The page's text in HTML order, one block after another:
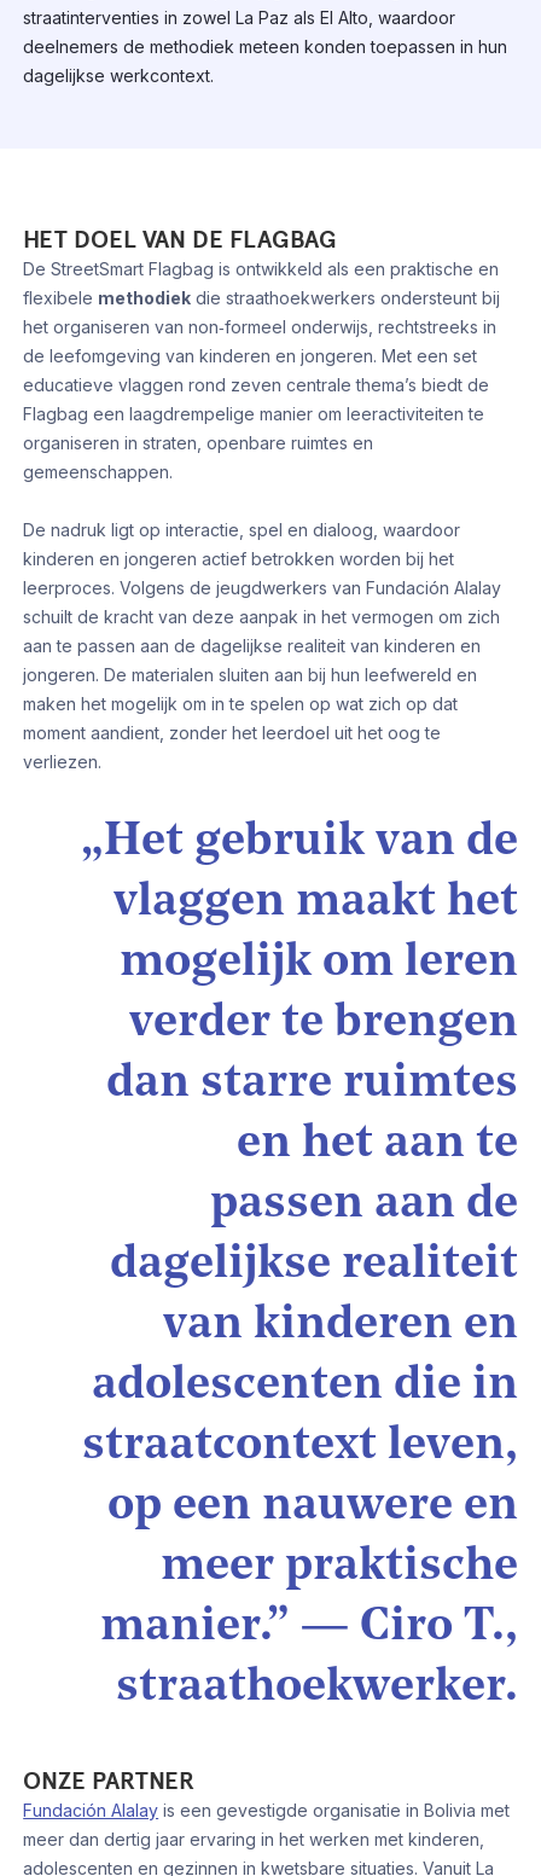
straatinterventies in zowel La Paz als El Alto, waardoor
deelnemers de methodiek meteen konden toepassen in hun
dagelijkse werkcontext.
HET DOEL VAN DE FLAGBAG
De StreetSmart Flagbag is ontwikkeld als een praktische en
flexibele methodiek die straathoekwerkers ondersteunt bij
het organiseren van non‑formeel onderwijs, rechtstreeks in
de leefomgeving van kinderen en jongeren. Met een set
educatieve vlaggen rond zeven centrale thema’s biedt de
Flagbag een laagdrempelige manier om leeractiviteiten te
organiseren in straten, openbare ruimtes en
gemeenschappen.
De nadruk ligt op interactie, spel en dialoog, waardoor
kinderen en jongeren actief betrokken worden bij het
leerproces. Volgens de jeugdwerkers van Fundación Alalay
schuilt de kracht van deze aanpak in het vermogen om zich
aan te passen aan de dagelijkse realiteit van kinderen en
jongeren. De materialen sluiten aan bij hun leefwereld en
maken het mogelijk om in te spelen op wat zich op dat
moment aandient, zonder het leerdoel uit het oog te
verliezen.
„Het gebruik van de
vlaggen maakt het
mogelijk om leren
verder te brengen
dan starre ruimtes
en het aan te
passen aan de
dagelijkse realiteit
van kinderen en
adolescenten die in
straatcontext leven,
op een nauwere en
meer praktische
manier.” — Ciro T.,
straathoekwerker.
ONZE PARTNER
Fundación Alalay is een gevestigde organisatie in Bolivia met
meer dan dertig jaar ervaring in het werken met kinderen,
adolescenten en gezinnen in kwetsbare situaties. Vanuit La